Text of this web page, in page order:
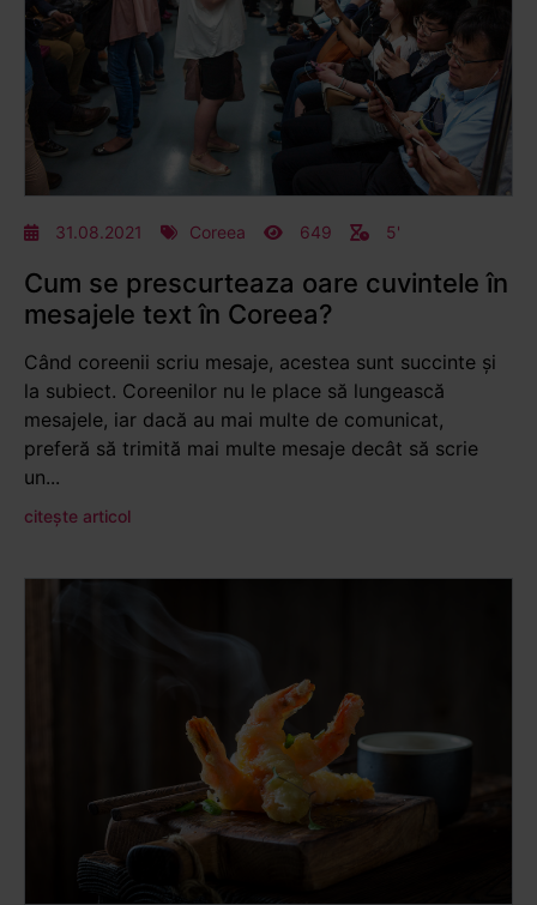
31.08.2021 Coreea 649 5'
Cum se prescurteaza oare cuvintele în
mesajele text în Coreea?
Când coreenii scriu mesaje, acestea sunt succinte și
la subiect. Coreenilor nu le place să lungească
mesajele, iar dacă au mai multe de comunicat,
preferă să trimită mai multe mesaje decât să scrie
un...
citește articol